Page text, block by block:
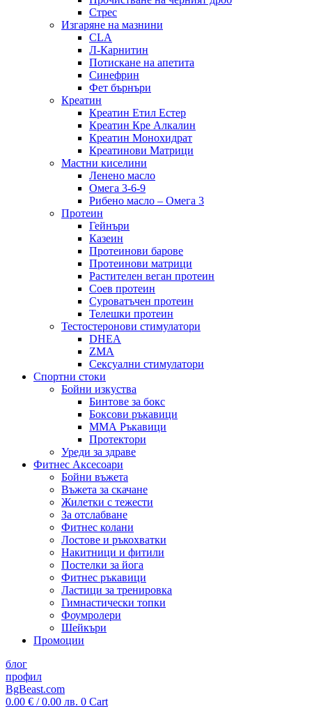
Стрес
Изгаряне на мазнини
CLA
Л-Карнитин
Потискане на апетита
Синефрин
Фет бърнъри
Креатин
Креатин Етил Естер
Креатин Кре Алкалин
Креатин Монохидрат
Креатинови Матрици
Мастни киселини
Ленено масло
Омега 3-6-9
Рибено масло – Омега 3
Протеин
Гейнъри
Казеин
Протеинови барове
Протеинови матрици
Растителен веган протеин
Соев протеин
Суроватъчен протеин
Телешки протеин
Тестостеронови стимулатори
DHEA
ZMA
Сексуални стимулатори
Спортни стоки
Бойни изкуства
Бинтове за бокс
Боксови ръкавици
ММА Ръкавици
Протектори
Уреди за здраве
Фитнес Аксесоари
Бойни въжета
Въжета за скачане
Жилетки с тежести
За отслабване
Фитнес колани
Лостове и ръкохватки
Накитници и фитили
Постелки за йога
Фитнес ръкавици
Ластици за тренировка
Гимнастически топки
Фоумролери
Шейкъри
Промоции
блог
профил
BgBeast.com
0.00 € / 0.00 лв. 0 Cart